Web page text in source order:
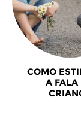
COMO
A FALA